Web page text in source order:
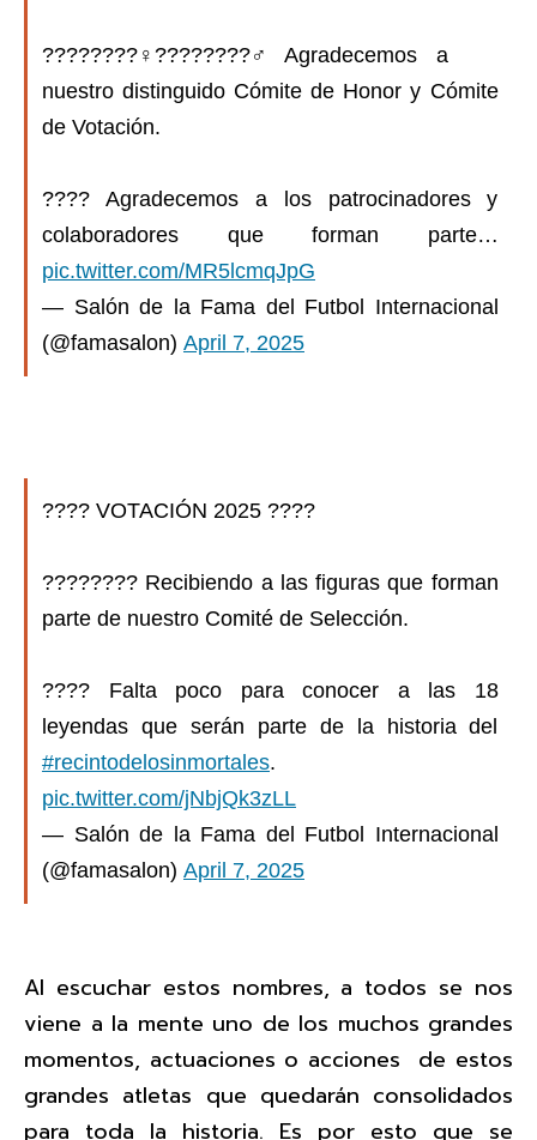
????????‍♀‍????????‍♂‍ Agradecemos a
nuestro distinguido Cómite de Honor y Cómite
de Votación.
???? Agradecemos a los patrocinadores y
colaboradores que forman parte…
pic.twitter.com/MR5lcmqJpG
— Salón de la Fama del Futbol Internacional
(@famasalon) April 7, 2025
???? VOTACIÓN 2025 ????
???????? Recibiendo a las figuras que forman
parte de nuestro Comité de Selección.
???? Falta poco para conocer a las 18
leyendas que serán parte de la historia del
#recintodelosinmortales.
pic.twitter.com/jNbjQk3zLL
— Salón de la Fama del Futbol Internacional
(@famasalon) April 7, 2025
Al escuchar estos nombres, a todos se nos
viene a la mente uno de los muchos grandes
momentos, actuaciones o acciones de estos
grandes atletas que quedarán consolidados
para toda la historia. Es por esto que se